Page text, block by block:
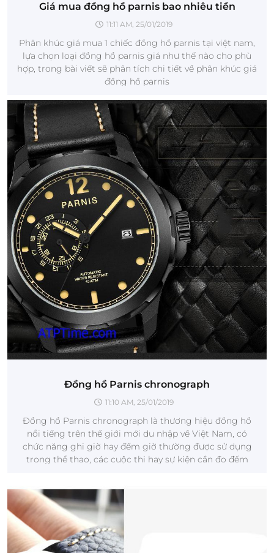
Giá mua đồng hồ parnis bao nhiêu tiền
11:11 AM, 25/01/2019
Phân khúc giá mua 1 chiếc đồng hồ parnis tại việt nam,
lựa chọn loại đồng hồ parnis giá như thế nào cho phù
hợp, trong bài viết sẽ phân tích chi tiết về phân khúc giá
đồng hồ parnis
Đồng hồ Parnis chronograph
11:10 AM, 25/01/2019
Đồng hồ Parnis chronograph là thương hiệu đồng hồ
nổi tiếng trên thế giới mới du nhập về Việt Nam, có
chức năng ghi giờ hay đếm giờ thường được sử dụng
trong thể thao, các cuộc thi hay sự kiện cần đo đếm